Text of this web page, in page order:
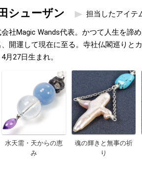
シューザン 担当したアイテ
社Magic Wands代表。かつて人生を諦
開運して現在に至る。寺社仏閣巡りと
月27日生まれ。
水天需・天からの恵
み
魂の輝きと無事の祈
り